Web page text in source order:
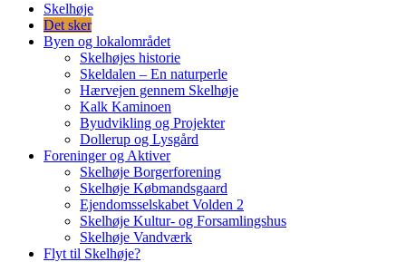
Skelhøje
Det sker
Byen og lokalområdet
Skelhøjes historie
Skeldalen – En naturperle
Hærvejen gennem Skelhøje
Kalk Kaminoen
Byudvikling og Projekter
Dollerup og Lysgård
Foreninger og Aktiver
Skelhøje Borgerforening
Skelhøje Købmandsgaard
Ejendomsselskabet Volden 2
Skelhøje Kultur- og Forsamlingshus
Skelhøje Vandværk
Flyt til Skelhøje?